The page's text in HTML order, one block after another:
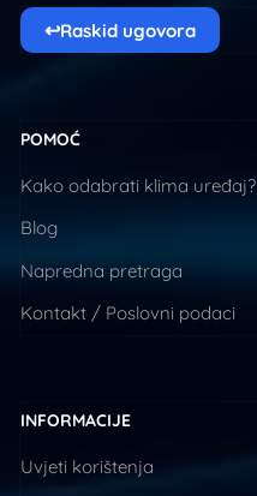
↩Raskid ugovora
POMOĆ
Kako odabrati klima uređaj?
Blog
Napredna pretraga
Kontakt / Poslovni podaci
INFORMACIJE
Uvjeti korištenja